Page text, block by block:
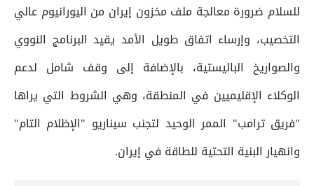
للسلام ضرورة معالجة ملف مخزون إيران من اليورانيوم عالي
التخصيب، وإرساء اتفاق طويل الأمد يقيد البرنامج النووي
والصواريخ الباليستية، بالإضافة إلى وقف شامل لدعم
الوكلاء الإقليميين في المنطقة، وهي الشروط التي يراها
"فريق ترامب" الممر الوحيد لتجنب سيناريو "الإظلام التام"
وانهيار البنية التحتية للطاقة في إيران.